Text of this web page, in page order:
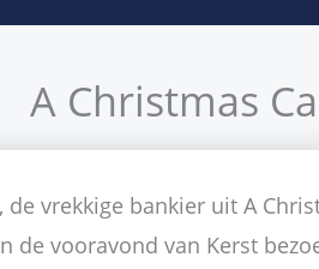
A Christmas
de vrekkige bankier uit A
de vooravond van Kerst